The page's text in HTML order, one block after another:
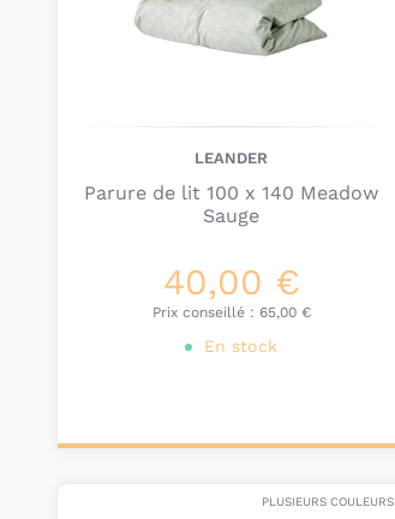
LEANDER
Parure de lit 100 x 140 Meadow
Sauge
40,00 €
Prix conseillé : 65,00 €
En stock
PLUSIEURS COULEURS